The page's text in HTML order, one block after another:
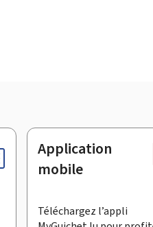
Application
mobile
Téléchargez l’appli